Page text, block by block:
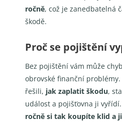
ročně, což je zanedbatelná
škodě.
Proč se pojištění
Bez pojištění vám může
obrovské finanční
řešili, jak zaplatit škodu,
událost a pojišťovna ji vyřídí.
ročně si tak koupíte klid a